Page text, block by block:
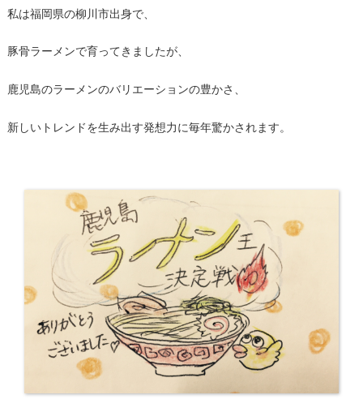
私は福岡県の柳川市出身で、
豚骨ラーメンで育ってきましたが、
鹿児島のラーメンのバリエーションの豊かさ、
新しいトレンドを生み出す発想力に毎年驚かされます。